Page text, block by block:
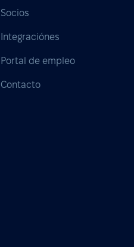
Socios
Integraciónes
Portal de empleo
Contacto